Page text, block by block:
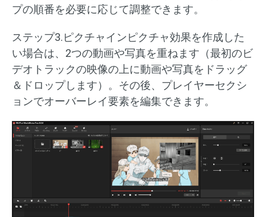
プの順番を必要に応じて調整できます。
ステップ3.ピクチャインピクチャ効果を作成した
い場合は、2つの動画や写真を重ねます（最初のビ
デオトラックの映像の上に動画や写真をドラッグ
＆ドロップします）。その後、プレイヤーセクシ
ョンでオーバーレイ要素を編集できます。